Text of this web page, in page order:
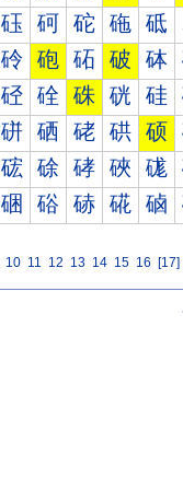
砡 砢 砣 砤 砥
砱 砲 砳 破 砵
硁 硂 硃 硄 硅
硑 硒 硓 硔 硕
硡 硢 硣 硤 硥
硱 硲 硳 硴 硵
10 11 12 13 14 15 16 [17]